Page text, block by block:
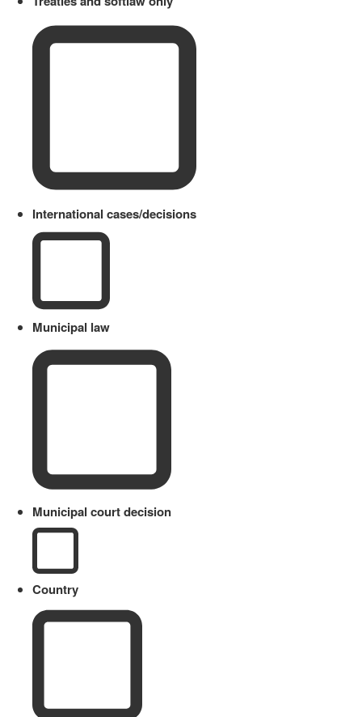
International cases/decisions
Municipal law
Municipal court decision
Country